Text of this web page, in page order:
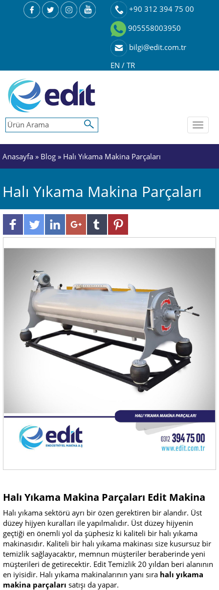
+90 312 394 75 00
905558003950
bilgi@edit.com.tr
EN / TR
Toggle
Anasayfa » Blog » Halı Yıkama Makina Parçaları
Halı Yıkama Makina Parçaları
Halı Yıkama Makina Parçaları Edit Makina
Halı yıkama sektörü ayrı bir özen gerektiren bir alandır. Üst
düzey hijyen kuralları ile yapılmalıdır. Üst düzey hijyenin
geçtiği en önemli yol da şüphesiz ki kaliteli bir halı yıkama
makinasıdır. Kaliteli bir halı yıkama makinası size kusursuz bir
temizlik sağlayacaktır, memnun müşteriler beraberinde yeni
müşterileri de getirecektir. Edit Temizlik 20 yıldan beri alanının
en iyisidir. Halı yıkama makinalarının yanı sıra halı yıkama
makina parçaları satışı da yapar.